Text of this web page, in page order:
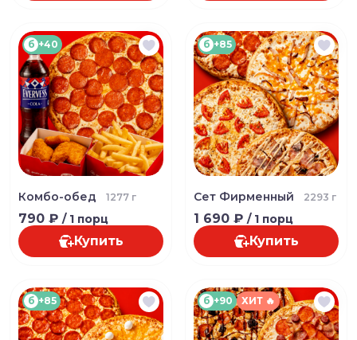
б +40
Комбо-обед 1277 г
790 ₽ / 1 порц
Купить
б +85
Сет Фирменный 2293 г
1 690 ₽ / 1 порц
Купить
б +85 б +90 ХИТ 🔥